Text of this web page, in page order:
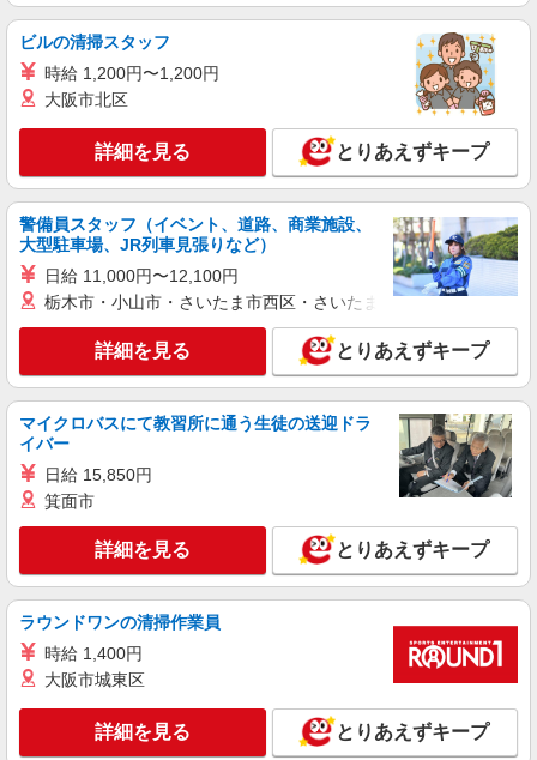
ビルの清掃スタッフ
時給 1,200円〜1,200円
大阪市北区
詳細を見る とりあえずキープ
警備員スタッフ（イベント、道路、商業施設、
大型駐車場、JR列車見張りなど）
日給 11,000円〜12,100円
栃木市・小山市・さいたま市西区・さいたま市岩槻区・久喜市・
詳細を見る とりあえずキープ
マイクロバスにて教習所に通う生徒の送迎ドラ
イバー
日給 15,850円
箕面市
詳細を見る とりあえずキープ
ラウンドワンの清掃作業員
時給 1,400円
大阪市城東区
詳細を見る とりあえずキープ